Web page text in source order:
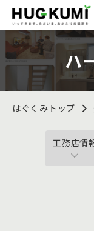
ハ
はぐくみトップ
工務店情